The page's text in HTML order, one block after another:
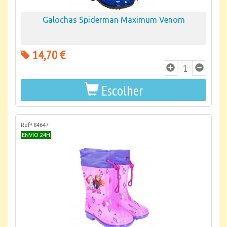
Galochas Spiderman Maximum Venom
14,70 €
Escolher
Refª 84647
ENVIO 24H